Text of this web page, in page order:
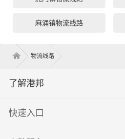
麻涌镇物流线路
物流线路
了解港邦
快速入口